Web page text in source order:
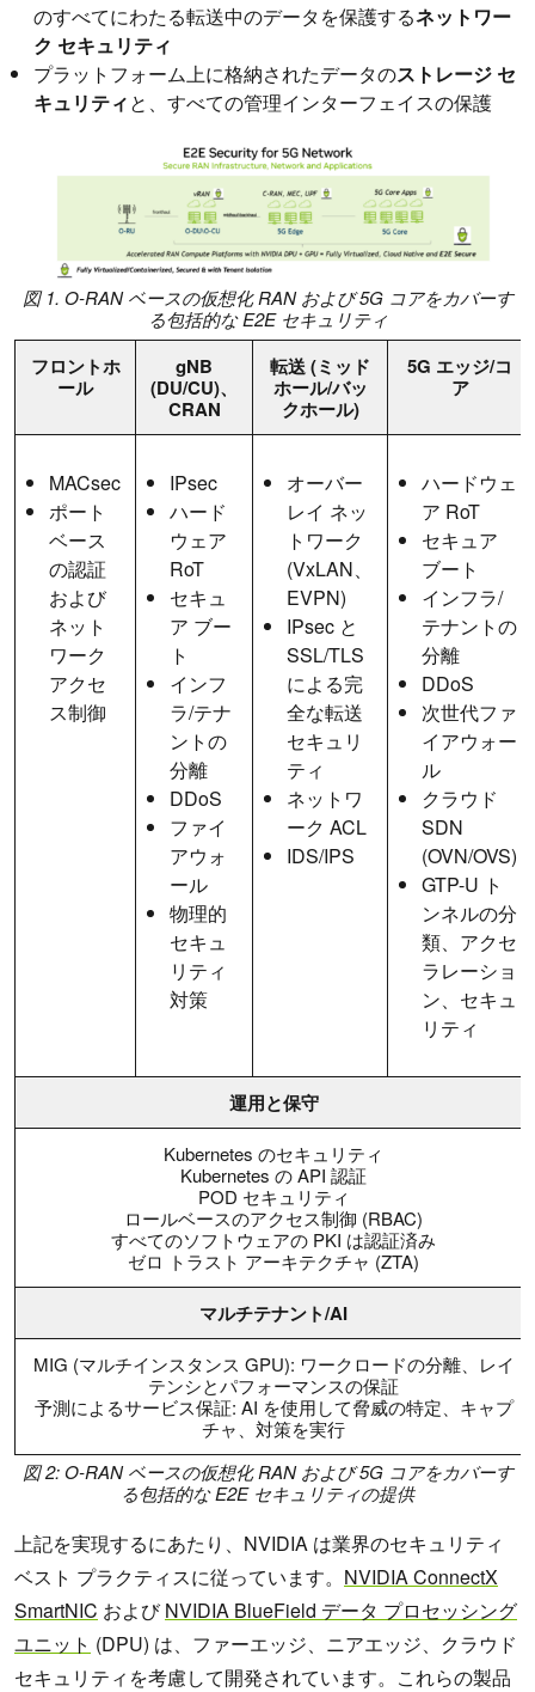
のすべてにわたる転送中のデータを保護するネットワー
ク セキュリティ
プラットフォーム上に格納されたデータのストレージ セ
キュリティと、すべての管理インターフェイスの保護
図 1. O-RAN ベースの仮想化 RAN および 5G コアをカバーす
る包括的な E2E セキュリティ
フロントホ
ール
gNB
(DU/CU)、
CRAN
転送 (ミッド
ホール/バッ
クホール)
5G エッジ/コ
ア
MACsec
ポート
ベース
の認証
および
ネット
ワーク
アクセ
ス制御
IPsec
ハード
ウェア
RoT
セキュ
ア ブー
ト
インフ
ラ/テナ
ントの
分離
DDoS
ファイ
アウォ
ール
物理的
セキュ
リティ
対策
オーバー
レイ ネッ
トワーク
(VxLAN、
EVPN)
IPsec と
SSL/TLS
による完
全な転送
セキュリ
ティ
ネットワ
ーク ACL
IDS/IPS
ハードウェ
ア RoT
セキュア
ブート
インフラ/
テナントの
分離
DDoS
次世代ファ
イアウォー
ル
クラウド
SDN
(OVN/OVS)
GTP-U ト
ンネルの分
類、アクセ
ラレーショ
ン、セキュ
リティ
運用と保守
Kubernetes のセキュリティ
Kubernetes の API 認証
POD セキュリティ
ロールベースのアクセス制御 (RBAC)
すべてのソフトウェアの PKI は認証済み
ゼロ トラスト アーキテクチャ (ZTA)
マルチテナント/AI
MIG (マルチインスタンス GPU): ワークロードの分離、レイ
テンシとパフォーマンスの保証
予測によるサービス保証: AI を使用して脅威の特定、キャプ
チャ、対策を実行
図 2: O-RAN ベースの仮想化 RAN および 5G コアをカバーす
る包括的な E2E セキュリティの提供
上記を実現するにあたり、NVIDIA は業界のセキュリティ
ベスト プラクティスに従っています。 NVIDIA ConnectX
SmartNIC およびNVIDIA BlueField データ プロセッシング
ユニット (DPU) は、ファーエッジ、ニアエッジ、クラウド
セキュリティを考慮して開発されています。これらの製品